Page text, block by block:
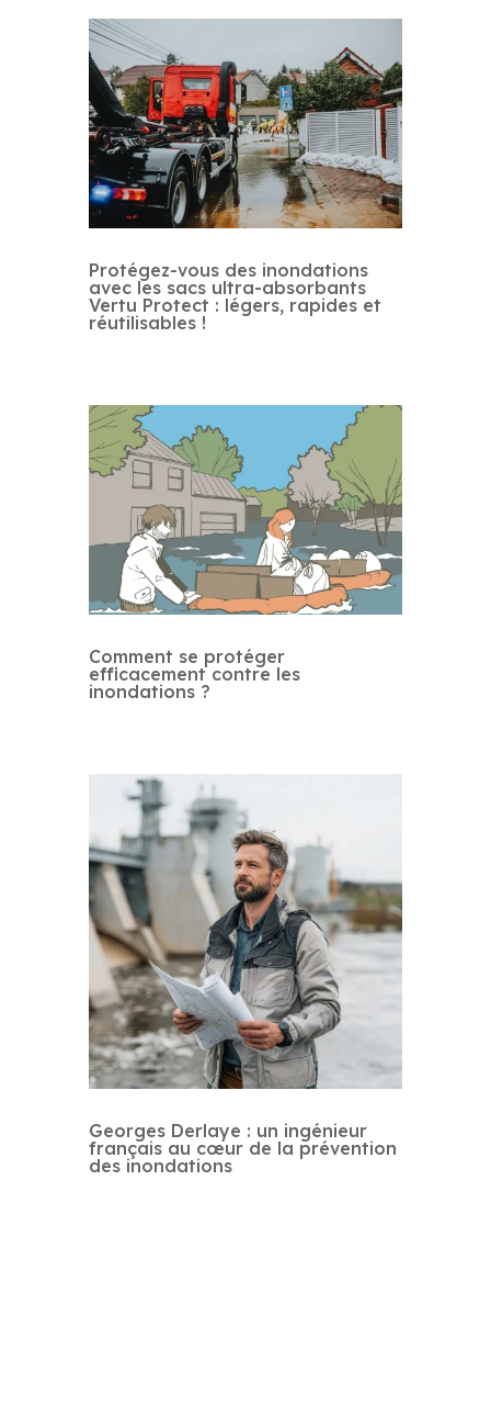
Protégez-vous des inondations
avec les sacs ultra-absorbants
Vertu Protect : légers, rapides et
réutilisables !
Comment se protéger
efficacement contre les
inondations ?
Georges Derlaye : un ingénieur
français au cœur de la prévention
des inondations